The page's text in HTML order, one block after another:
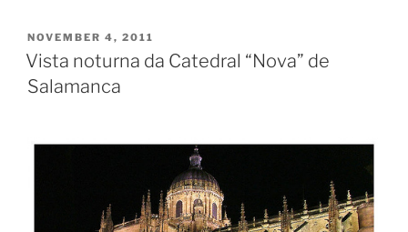
POSTED
ON
NOVEMBER 4, 2011
Vista noturna da Catedral “Nova” de
Salamanca